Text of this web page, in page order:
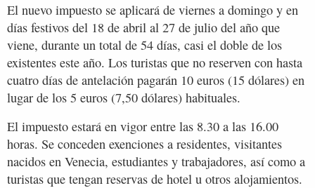
El nuevo impuesto se aplicará de viernes a domingo y en
días festivos del 18 de abril al 27 de julio del año que
viene, durante un total de 54 días, casi el doble de los
existentes este año. Los turistas que no reserven con hasta
cuatro días de antelación pagarán 10 euros (15 dólares) en
lugar de los 5 euros (7,50 dólares) habituales.
El impuesto estará en vigor entre las 8.30 a las 16.00
horas. Se conceden exenciones a residentes, visitantes
nacidos en Venecia, estudiantes y trabajadores, así como a
turistas que tengan reservas de hotel u otros alojamientos.